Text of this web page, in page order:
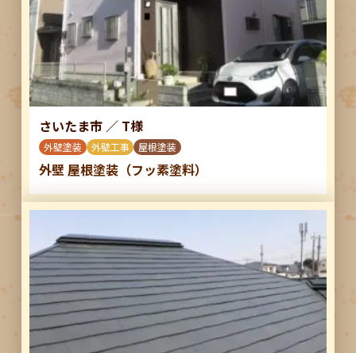
さいたま市 ／ T様
外壁塗装 外壁工事 屋根塗装
外壁 屋根塗装（フッ素塗料）